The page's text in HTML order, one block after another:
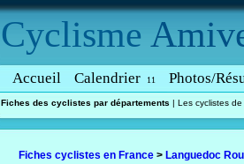
Cyclisme
Accueil Calendrier 11 Photos/
Fiches des cyclistes par départements | Les cyclistes
Fiches cyclistes en France > Languedoc